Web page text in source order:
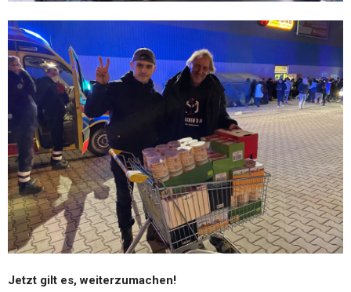
Jetzt gilt es, weiterzumachen!